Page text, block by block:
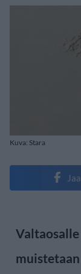
Kuva: Stara